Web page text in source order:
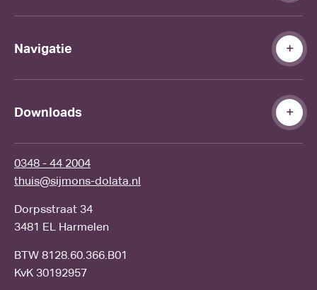
Navigatie
Downloads
0348 - 44 2004
thuis@sijmons-dolata.nl
Dorpsstraat 34
3481 EL Harmelen
BTW 8128.60.366.B01
KvK 30192957